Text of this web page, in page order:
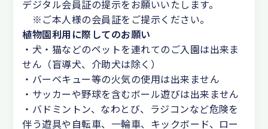
デジタル会員証の提示をお願いいたします。
※ご本人様の会員証をご提示ください。
植物園利用に際してのお願い
・犬・猫などのペットを連れてのご入園は出来ま
せん（盲導犬、介助犬は除く）
・バーベキュー等の火気の使用は出来ません
・サッカーや野球を含むボール遊びは出来ません
・バドミントン、なわとび、ラジコンなど危険を
伴う遊具や自転車、一輪車、キックボード、ロー